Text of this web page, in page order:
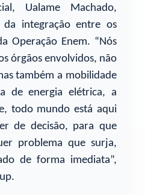
Ualame Machado,
da integração entre os
Operação Enem. “Nós
órgãos envolvidos, não
também a mobilidade
de energia elétrica, a
todo mundo está aqui
de decisão, para que
problema que surja,
de forma imediata”,